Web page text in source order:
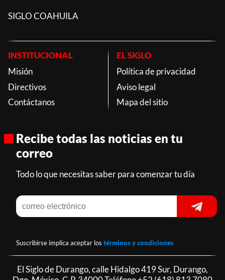
SIGLO COAHUILA
INSTITUCIONAL
Misión
Directivos
Contáctanos
EL SIGLO
Política de privacidad
Aviso legal
Mapa del sitio
Recibe todas las noticias en tu
correo
Todo lo que necesitas saber para comenzar tu día
Suscribirse implica aceptar los términos y condiciones
El Siglo de Durango, calle Hidalgo 419 Sur, Durango,